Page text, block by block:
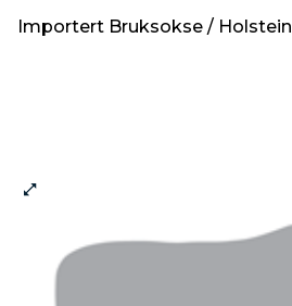
Importert Bruksokse / Holstein